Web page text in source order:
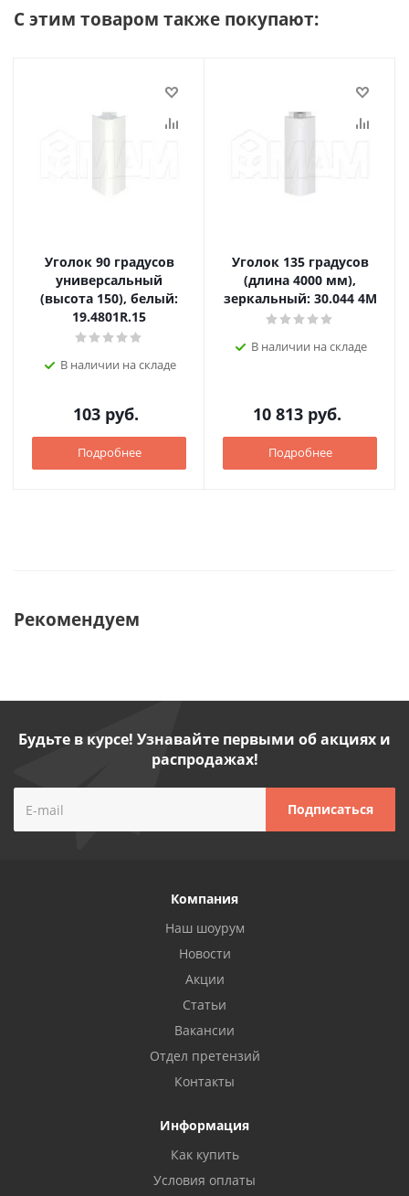
С этим товаром также покупают:
Уголок 90 градусов
универсальный
(высота 150), белый:
19.4801R.15
В наличии на складе
103 руб.
Подробнее
Уголок 135 градусов
(длина 4000 мм),
зеркальный: 30.044 4M
В наличии на складе
10 813руб.
Подробнее
Рекомендуем
Будьте в курсе! Узнавайте первыми об акциях и
распродажах!
Компания
Наш шоурум
Новости
Акции
Статьи
Вакансии
Отдел претензий
Контакты
Информация
Как купить
Условия оплаты